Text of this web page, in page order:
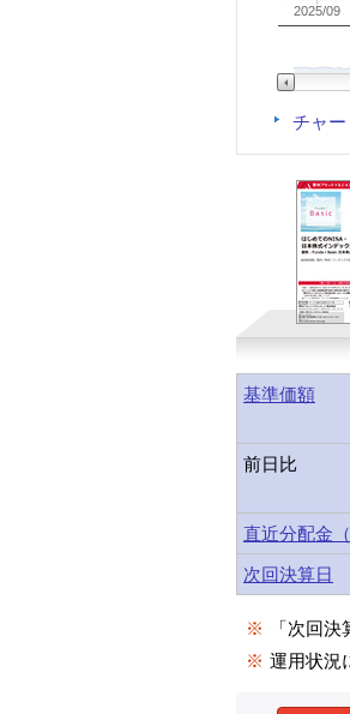
2025/09
チャ
基準価額
前日比
直近分配金（
次回決算日
※
「次回
※ 運用状況